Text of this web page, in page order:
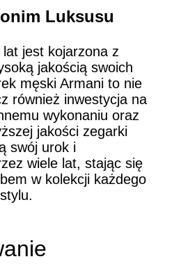
Luksusu
jest kojarzona z
jakością swoich
męski Armani to nie
również inwestycja na
wykonaniu oraz
jakości zegarki
swój urok i
wiele lat, stając się
w kolekcji każdego